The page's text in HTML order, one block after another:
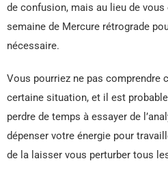
de confusion, mais au lieu de vous
semaine de Mercure rétrograde
nécessaire.
Vous pourriez ne pas comprendre
certaine situation, et il est
perdre de temps à essayer de
dépenser votre énergie pour
de la laisser vous perturber tous